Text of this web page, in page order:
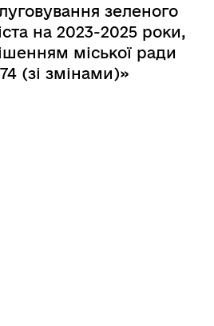
зеленого
на 2023-2025 роки,
міської ради
(зі змінами)»